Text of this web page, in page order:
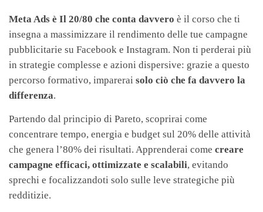
Meta Ads è Il 20/80 che conta davvero è il corso che ti
insegna a massimizzare il rendimento delle tue campagne
pubblicitarie su Facebook e Instagram. Non ti perderai più
in strategie complesse e azioni dispersive: grazie a questo
percorso formativo, imparerai solo ciò che fa davvero la
differenza.
Partendo dal principio di Pareto, scoprirai come
concentrare tempo, energia e budget sul 20% delle attività
che genera l’80% dei risultati. Apprenderai come creare
campagne efficaci, ottimizzate e scalabili, evitando
sprechi e focalizzandoti solo sulle leve strategiche più
redditizie.